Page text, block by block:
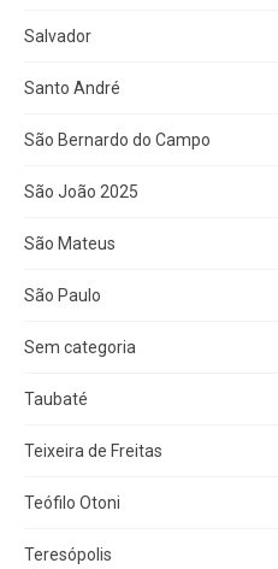
Salvador
Santo André
São Bernardo do Campo
São João 2025
São Mateus
São Paulo
Sem categoria
Taubaté
Teixeira de Freitas
Teófilo Otoni
Teresópolis